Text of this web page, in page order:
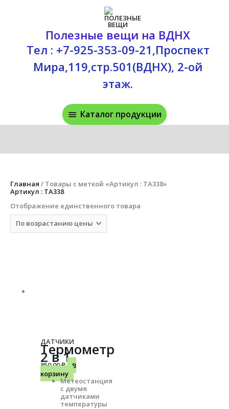
Полезные вещи на ВДНХ
Тел : +7-925-353-09-21,Проспект
Мира,119,стр.501(ВДНХ), 2-ой
этаж.
Каталог
продукции
Каталог продукции
Главная / Товары с меткой «Артикул : TA338»
Артикул : TA338
Отображение единственного товара
ДАТЧИКИ
Термометр
2 в 1
850.00₽
В
корзину
Метеостанция
с двумя
датчиками
температуры